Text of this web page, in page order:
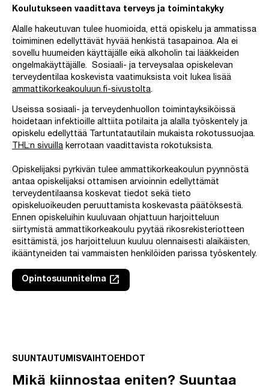
Koulutukseen vaadittava terveys ja toimintakyky
Alalle hakeutuvan tulee huomioida, että opiskelu ja ammatissa
toimiminen edellyttävät hyvää henkistä tasapainoa. Ala ei
sovellu huumeiden käyttäjälle eikä alkoholin tai lääkkeiden
ongelmakäyttäjälle.
Sosiaali- ja terveysalaa opiskelevan
terveydentilaa koskevista vaatimuksista voit lukea lisää
ammattikorkeakouluun.fi-sivustolta.
Useissa sosiaali- ja terveydenhuollon toimintayksiköissä
hoidetaan infektioille alttiita potilaita ja alalla työskentely ja
opiskelu edellyttää Tartuntatautilain mukaista rokotussuojaa.
THL:n sivuilla kerrotaan vaadittavista rokotuksista.
Opiskelijaksi pyrkivän tulee ammattikorkeakoulun pyynnöstä
antaa opiskelijaksi ottamisen arvioinnin edellyttämät
terveydentilaansa koskevat tiedot sekä tieto
opiskeluoikeuden peruuttamista koskevasta päätöksestä.
Ennen opiskeluihin kuuluvaan ohjattuun harjoitteluun
siirtymistä ammattikorkeakoulu pyytää rikosrekisteriotteen
esittämistä, jos harjoitteluun kuuluu olennaisesti alaikäisten,
ikääntyneiden tai vammaisten henkilöiden parissa työskentely.
Opintosuunnitelma
Linkki avautuu uuteen välilehteen
launch
SUUNTAUTUMISVAIHTOEHDOT
Mikä kiinnostaa eniten? Suuntaa